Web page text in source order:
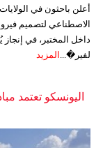
أعلن باحثون في
الاصطناعي لتصميم
داخل المختبر، في
لفير�...
المزيد
اليونسكو تعتمد